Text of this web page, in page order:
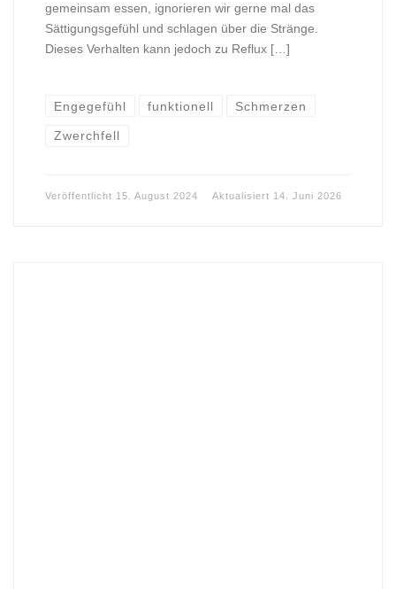
gemeinsam essen, ignorieren wir gerne mal das
Sättigungsgefühl und schlagen über die Stränge.
Dieses Verhalten kann jedoch zu Reflux […]
Engegefühl funktionell Schmerzen
Zwerchfell
Veröffentlicht 15. August 2024 Aktualisiert 14. Juni 2026